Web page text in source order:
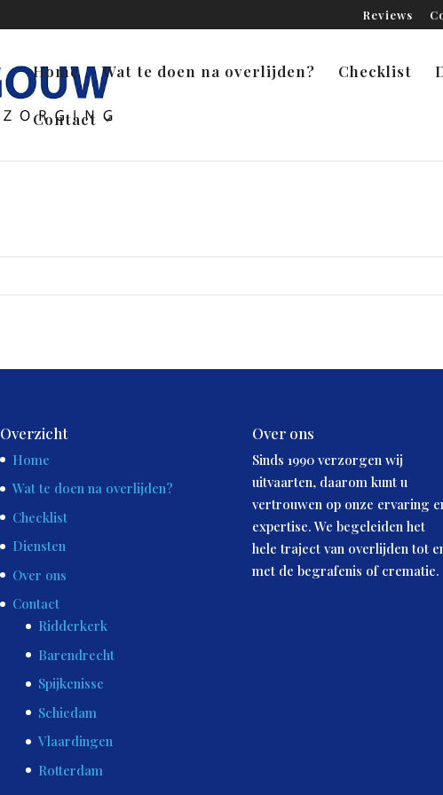
Reviews
Home Wat te doen na overlijden? Checklist
Contact
Overzicht
Home
Wat te doen na overlijden?
Checklist
Diensten
Over ons
Contact
Ridderkerk
Barendrecht
Spijkenisse
Schiedam
Vlaardingen
Rotterdam
Over ons
Sinds 1990 verzorgen wij
uitvaarten, daarom kunt u
vertrouwen op onze ervaring
expertise. We begeleiden het
hele traject van overlijden tot
met de begrafenis of crematie.